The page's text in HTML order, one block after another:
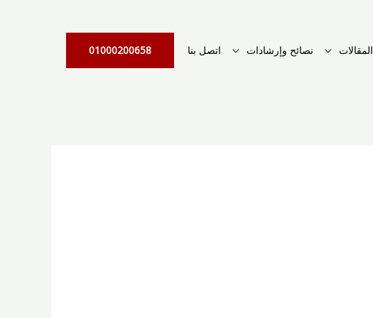
المقالات نصائح وإرشادات اتصل بنا 01000200658